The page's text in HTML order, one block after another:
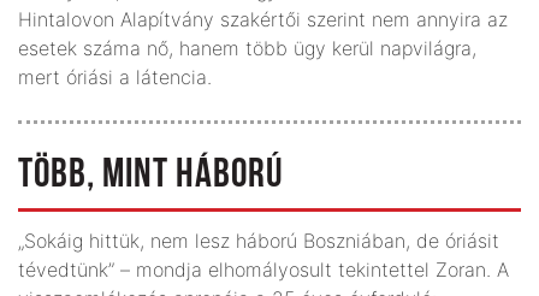
Hintalovon Alapítvány szakértői szerint nem annyira az
esetek száma nő, hanem több ügy kerül napvilágra,
mert óriási a látencia.
TÖBB, MINT HÁBORÚ
„Sokáig hittük, nem lesz háború Boszniában, de óriásit
tévedtünk” – mondja elhomályosult tekintettel Zoran. A